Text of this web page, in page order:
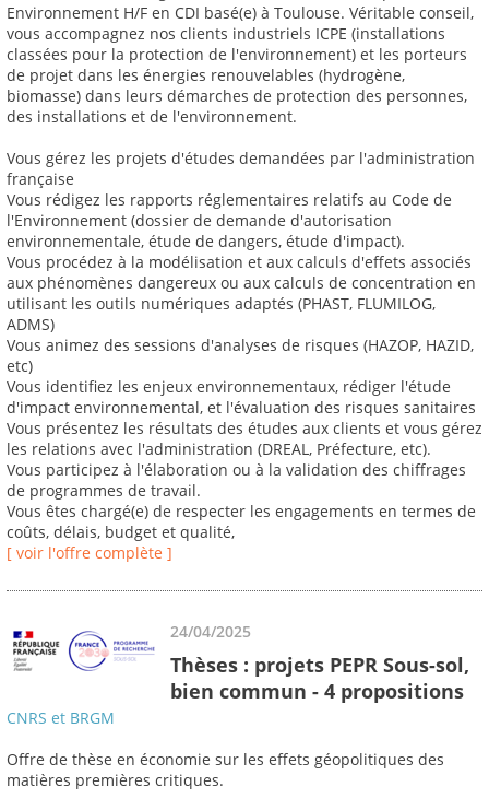
Environnement H/F en CDI basé(e) à Toulouse. Véritable conseil,
vous accompagnez nos clients industriels ICPE (installations
classées pour la protection de l'environnement) et les porteurs
de projet dans les énergies renouvelables (hydrogène,
biomasse) dans leurs démarches de protection des personnes,
des installations et de l'environnement.
Vous gérez les projets d'études demandées par l'administration
française
Vous rédigez les rapports réglementaires relatifs au Code de
l'Environnement (dossier de demande d'autorisation
environnementale, étude de dangers, étude d'impact).
Vous procédez à la modélisation et aux calculs d'effets associés
aux phénomènes dangereux ou aux calculs de concentration en
utilisant les outils numériques adaptés (PHAST, FLUMILOG,
ADMS)
Vous animez des sessions d'analyses de risques (HAZOP, HAZID,
etc)
Vous identifiez les enjeux environnementaux, rédiger l'étude
d'impact environnemental, et l'évaluation des risques sanitaires
Vous présentez les résultats des études aux clients et vous gérez
les relations avec l'administration (DREAL, Préfecture, etc).
Vous participez à l'élaboration ou à la validation des chiffrages
de programmes de travail.
Vous êtes chargé(e) de respecter les engagements en termes de
coûts, délais, budget et qualité,
[ voir l'offre complète ]
24/04/2025
Thèses : projets PEPR Sous-sol,
bien commun - 4 propositions
CNRS et BRGM
Offre de thèse en économie sur les effets géopolitiques des
matières premières critiques.